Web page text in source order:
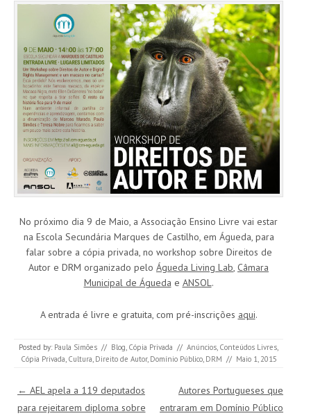
No próximo dia 9 de Maio, a Associação Ensino Livre vai estar
na Escola Secundária Marques de Castilho, em Águeda, para
falar sobre a cópia privada, no workshop sobre Direitos de
Autor e DRM organizado pelo Águeda Living Lab, Câmara
Municipal de Águeda e ANSOL.
A entrada é livre e gratuita, com pré-inscrições aqui.
Posted by: Paula Simões // Blog, Cópia Privada // Anúncios, Conteúdos Livres,
Cópia Privada, Cultura, Direito de Autor, Domínio Público, DRM // Maio 1, 2015
Post navigation
← AEL apela a 119 deputados
para rejeitarem diploma sobre
Autores Portugueses que
entraram em Domínio Público